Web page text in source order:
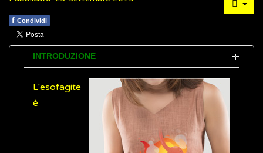
f Condividi
INTRODUZIONE
L'esofagite
è